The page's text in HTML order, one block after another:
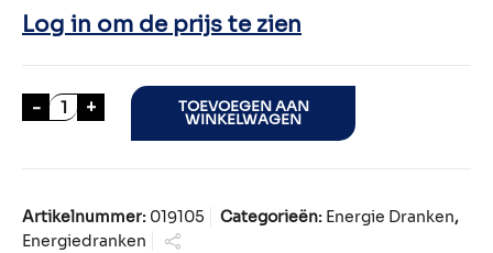
Log in om de prijs te zien
- Red Bull Blik "SUGARFREE" 24x25cl aantal
+ TOEVOEGEN AAN
WINKELWAGEN
Artikelnummer: 019105 Categorieën: Energie Dranken,
Energiedranken